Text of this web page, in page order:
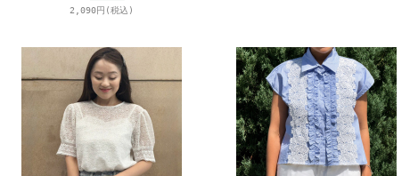
2,090円(税込)